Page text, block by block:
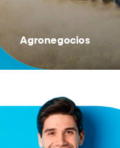
Agronegocios